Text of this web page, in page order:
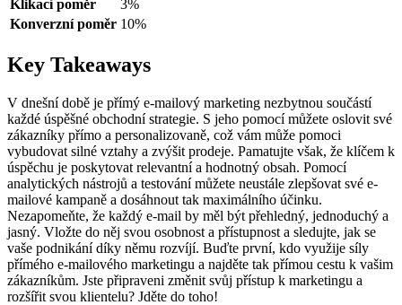
Klikací poměr
3%
Konverzní poměr 10%
Key Takeaways
V dnešní době je přímý e-mailový marketing nezbytnou součástí
každé úspěšné obchodní strategie. S jeho pomocí můžete oslovit své
zákazníky přímo a personalizovaně, což vám může pomoci
vybudovat silné vztahy a zvýšit prodeje. Pamatujte však, že klíčem k
úspěchu je poskytovat relevantní a hodnotný obsah. Pomocí
analytických nástrojů a testování můžete neustále zlepšovat své e-
mailové kampaně a dosáhnout tak maximálního účinku.
Nezapomeňte, že každý e-mail by měl být přehledný, jednoduchý a
jasný. Vložte do něj svou osobnost a přístupnost a sledujte, jak se
vaše podnikání díky němu rozvíjí. Buďte první, kdo využije síly
přímého e-mailového marketingu a najděte tak přímou cestu k vašim
zákazníkům. Jste připraveni změnit svůj přístup k marketingu a
rozšířit svou klientelu? Jděte do toho!